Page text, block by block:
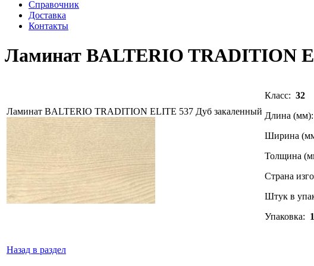
Справочник
Доставка
Контакты
Ламинат BALTERIO TRADITION
Ламинат BALTERIO TRADITION ELITE 537 Дуб закаленный
Класс: 32
Длина (мм):
Ширина
Толщина
Страна
Штук в
Упаковка:
Назад в раздел